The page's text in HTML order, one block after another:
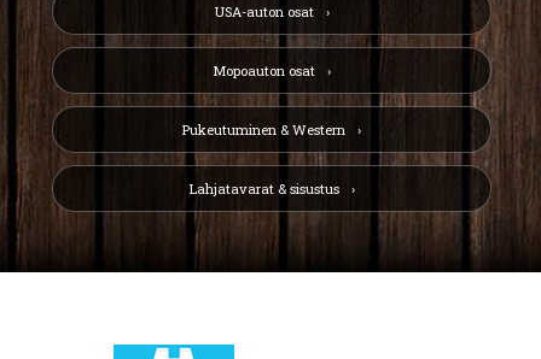
USA-auton osat
Mopoauton osat
Pukeutuminen & Western
Lahjatavarat & sisustus